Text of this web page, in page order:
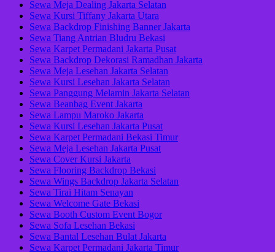
Sewa Meja Dealing Jakarta Selatan
Sewa Kursi Tiffany Jakarta Utara
Sewa Backdrop Finishing Banner Jakarta
Sewa Tiang Antrian Bludru Bekasi
Sewa Karpet Permadani Jakarta Pusat
Sewa Backdrop Dekorasi Ramadhan Jakarta
Sewa Meja Lesehan Jakarta Selatan
Sewa Kursi Lesehan Jakarta Selatan
Sewa Panggung Melamin Jakarta Selatan
Sewa Beanbag Event Jakarta
Sewa Lampu Maroko Jakarta
Sewa Kursi Lesehan Jakarta Pusat
Sewa Karpet Permadani Bekasi Timur
Sewa Meja Lesehan Jakarta Pusat
Sewa Cover Kursi Jakarta
Sewa Flooring Backdrop Bekasi
Sewa Wings Backdrop Jakarta Selatan
Sewa Tirai Hitam Senayan
Sewa Welcome Gate Bekasi
Sewa Booth Custom Event Bogor
Sewa Sofa Lesehan Bekasi
Sewa Bantal Lesehan Bulat Jakarta
Sewa Karpet Permadani Jakarta Timur